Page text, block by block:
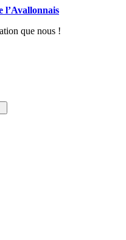
l’Avallonnais
que nous !